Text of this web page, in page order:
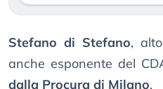
Stefano di Stefano,
anche esponente del
dalla Procura di Milano.